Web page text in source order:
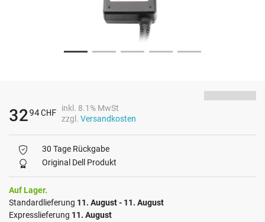
3294CHF
inkl. 8.1% MwSt
zzgl. Versandkosten
30 Tage Rückgabe
Original Dell Produkt
Auf Lager.
Standardlieferung 11. August - 11. August
Expresslieferung 11. August